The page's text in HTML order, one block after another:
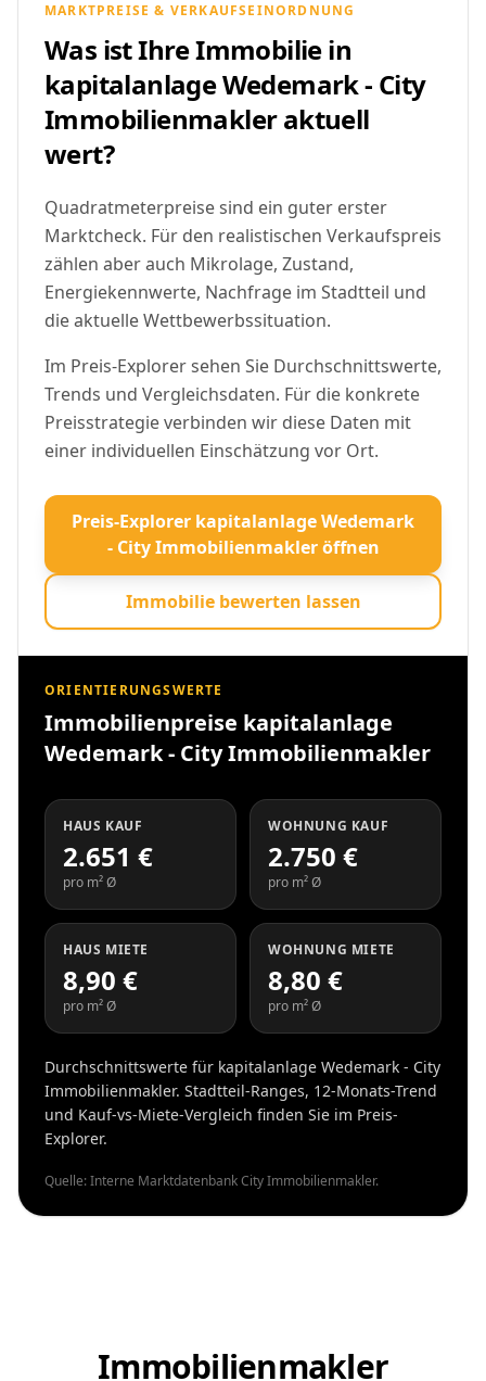
MARKTPREISE & VERKAUFSEINORDNUNG
Was ist Ihre Immobilie in
kapitalanlage Wedemark - City
Immobilienmakler aktuell
wert?
Quadratmeterpreise sind ein guter erster
Marktcheck. Für den realistischen Verkaufspreis
zählen aber auch Mikrolage, Zustand,
Energiekennwerte, Nachfrage im Stadtteil und
die aktuelle Wettbewerbssituation.
Im Preis-Explorer sehen Sie Durchschnittswerte,
Trends und Vergleichsdaten. Für die konkrete
Preisstrategie verbinden wir diese Daten mit
einer individuellen Einschätzung vor Ort.
Preis-Explorer kapitalanlage Wedemark
- City Immobilienmakler öffnen
Immobilie bewerten lassen
ORIENTIERUNGSWERTE
Immobilienpreise kapitalanlage
Wedemark - City Immobilienmakler
HAUS KAUF
2.651 €
pro m² Ø
WOHNUNG KAUF
2.750 €
pro m² Ø
HAUS MIETE
8,90 €
pro m² Ø
WOHNUNG MIETE
8,80 €
pro m² Ø
Durchschnittswerte für kapitalanlage Wedemark - City
Immobilienmakler. Stadtteil-Ranges, 12-Monats-Trend
und Kauf-vs-Miete-Vergleich finden Sie im Preis-
Explorer.
Quelle: Interne Marktdatenbank City Immobilienmakler.
Immobilienmakler